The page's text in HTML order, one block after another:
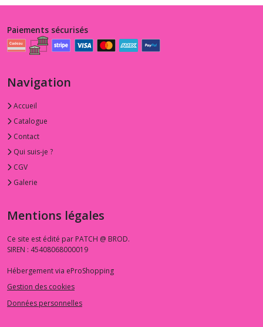
1.3.NH
-
-
Nara
(2)
-
-
-
On
road
-
-
Pen
Ink
(3)
Paiements sécurisés
Navigation
Accueil
Catalogue
Contact
Qui suis-je ?
CGV
Galerie
Mentions légales
Ce site est édité par PATCH @ BROD.
SIREN : 45408068000019
Hébergement via eProShopping
Gestion des cookies
Données personnelles